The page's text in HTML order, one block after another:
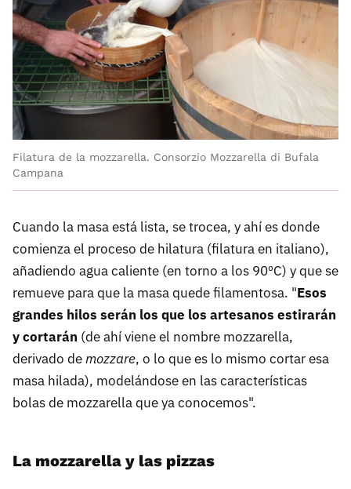
Filatura de la mozzarella. Consorzio Mozzarella di Bufala
Campana
Cuando la masa está lista, se trocea, y ahí es donde
comienza el proceso de hilatura (filatura en italiano),
añadiendo agua caliente (en torno a los 90ºC) y que se
remueve para que la masa quede filamentosa. "Esos
grandes hilos serán los que los artesanos estirarán
y cortarán (de ahí viene el nombre mozzarella,
derivado demozzare, o lo que es lo mismo cortar esa
masa hilada), modelándose en las características
bolas de mozzarella que ya conocemos".
La mozzarella y las pizzas